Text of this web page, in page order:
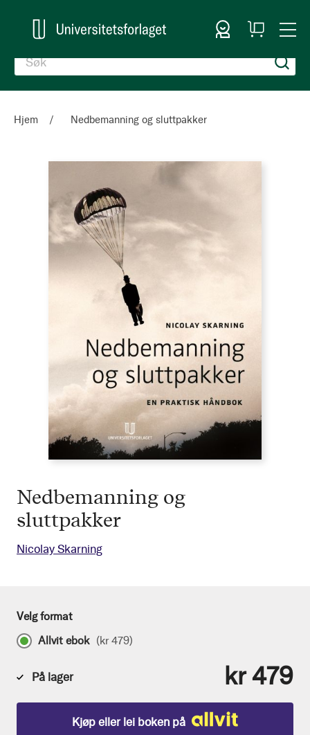
Logg inn
Handlekurv
Hjem Nedbemanning og sluttpakker
Nedbemanning og
sluttpakker
Nicolay Skarning
Velg format
Allvit ebok (kr 479)
På lager kr 479
Kjøp eller lei boken på